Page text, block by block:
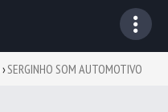
SERGINHO SOM AUTOMOTIVO